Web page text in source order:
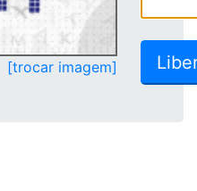
[trocar imagem]